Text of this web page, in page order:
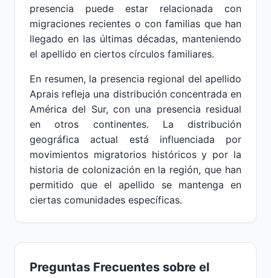
presencia puede estar relacionada con
migraciones recientes o con familias que han
llegado en las últimas décadas, manteniendo
el apellido en ciertos círculos familiares.
En resumen, la presencia regional del apellido
Aprais refleja una distribución concentrada en
América del Sur, con una presencia residual
en otros continentes. La distribución
geográfica actual está influenciada por
movimientos migratorios históricos y por la
historia de colonización en la región, que han
permitido que el apellido se mantenga en
ciertas comunidades específicas.
Preguntas Frecuentes sobre el